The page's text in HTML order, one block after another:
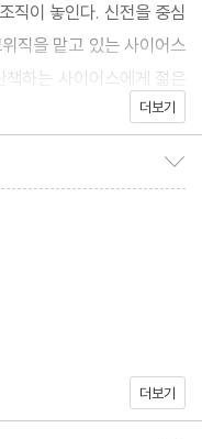
직이 놓인다. 신전을 중심
직을 맡고 있는 사이어스
하는 사이어스에게 젊은
'아이를 생산하는 마더니
가 개최되고, 해결책이 논
이 작동하던 기계였기 때
사람들에게 뾰족한 해결
더보기
더보기